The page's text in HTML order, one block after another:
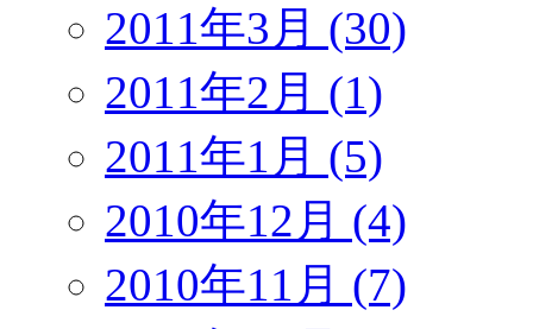
2011年3月 (30)
2011年2月 (1)
2011年1月 (5)
2010年12月 (4)
2010年11月 (7)